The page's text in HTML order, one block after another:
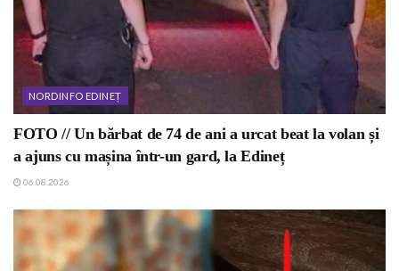
NORDINFO EDINEȚ
FOTO // Un bărbat de 74 de ani a urcat beat la volan și
a ajuns cu mașina într-un gard, la Edineț
06.08.2026